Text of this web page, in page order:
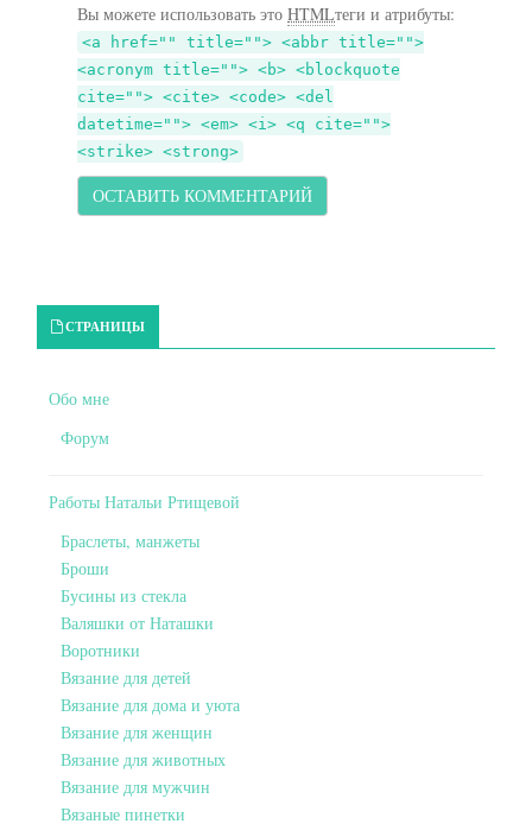
Вы можете использовать это HTMLтеги и атрибуты:
<a href="" title=""> <abbr title="">
<acronym title=""> <b> <blockquote
cite=""> <cite> <code> <del
datetime=""> <em> <i> <q cite="">
<strike> <strong>
Primary Sidebar
СТРАНИЦЫ
Обо мне
Форум
Работы Натальи Ртищевой
Браслеты, манжеты
Броши
Бусины из стекла
Валяшки от Наташки
Воротники
Вязание для детей
Вязание для дома и уюта
Вязание для женщин
Вязание для животных
Вязание для мужчин
Вязаные пинетки